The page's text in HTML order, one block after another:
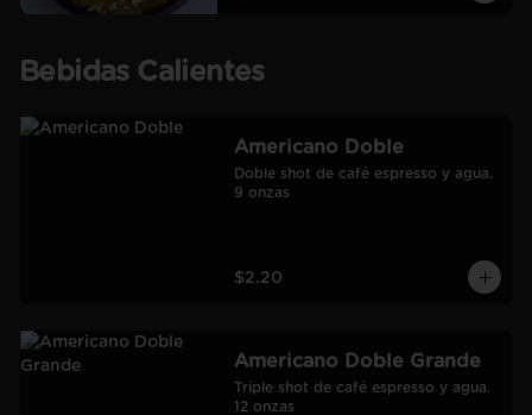
Bebidas Calientes
Americano Doble
Doble shot de café espresso y agua.
9 onzas
$2.20
Americano Doble Grande
Triple shot de café espresso y agua.
12 onzas